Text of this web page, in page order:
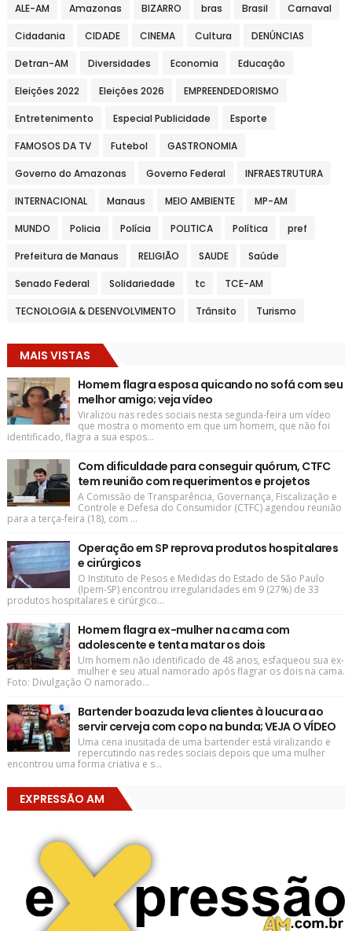
ALE-AM Amazonas BIZARRO bras Brasil Carnaval
Cidadania CIDADE CINEMA Cultura DENÚNCIAS
Detran-AM Diversidades Economia Educação
Eleições 2022 Eleições 2026 EMPREENDEDORISMO
Entretenimento Especial Publicidade Esporte
FAMOSOS DA TV Futebol GASTRONOMIA
Governo do Amazonas Governo Federal INFRAESTRUTURA
INTERNACIONAL Manaus MEIO AMBIENTE MP-AM
MUNDO Policia Polícia POLITICA Política pref
Prefeitura de Manaus RELIGIÃO SAUDE Saúde
Senado Federal Solidariedade tc TCE-AM
TECNOLOGIA & DESENVOLVIMENTO Trânsito Turismo
MAIS VISTAS
Homem flagra esposa quicando no sofá com seu
melhor amigo; veja vídeo
Viralizou nas redes sociais nesta segunda-feira um vídeo
que mostra o momento em que um homem, que não foi
identificado, flagra a sua espos...
Com dificuldade para conseguir quórum, CTFC
tem reunião com requerimentos e projetos
A Comissão de Transparência, Governança, Fiscalização e
Controle e Defesa do Consumidor (CTFC) agendou reunião
para a terça-feira (18), com ...
Operação em SP reprova produtos hospitalares
e cirúrgicos
O Instituto de Pesos e Medidas do Estado de São Paulo
(Ipem-SP) encontrou irregularidades em 9 (27%) de 33
produtos hospitalares e cirúrgico...
Homem flagra ex-mulher na cama com
adolescente e tenta matar os dois
Um homem não identificado de 48 anos, esfaqueou sua ex-
mulher e seu atual namorado após flagrar os dois na cama.
Foto: Divulgação O namorado...
Bartender boazuda leva clientes à loucura ao
servir cerveja com copo na bunda; VEJA O VÍDEO
Uma cena inusitada de uma bartender está viralizando e
repercutindo nas redes sociais depois que uma mulher
encontrou uma forma criativa e s...
EXPRESSÃO AM